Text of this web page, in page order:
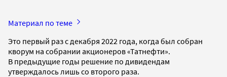
Материал по теме
Это первый раз с декабря 2022 года, когда был собран
кворум на собрании акционеров «Татнефти».
В предыдущие годы решение по дивидендам
утверждалось лишь со второго раза.